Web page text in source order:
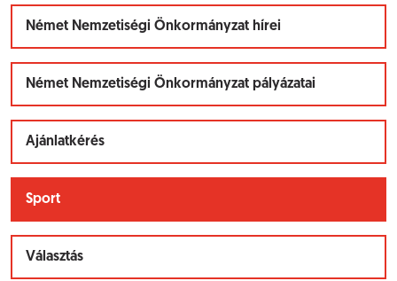
Német Nemzetiségi Önkormányzat hírei
Német Nemzetiségi Önkormányzat pályázatai
Ajánlatkérés
Sport
Választás